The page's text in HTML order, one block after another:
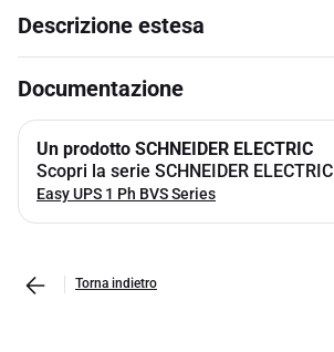
Descrizione estesa
Documentazione
Un prodotto SCHNEIDER ELECTRIC
Scopri la serie SCHNEIDER ELECTRIC
Easy UPS 1 Ph BVS Series
Torna indietro